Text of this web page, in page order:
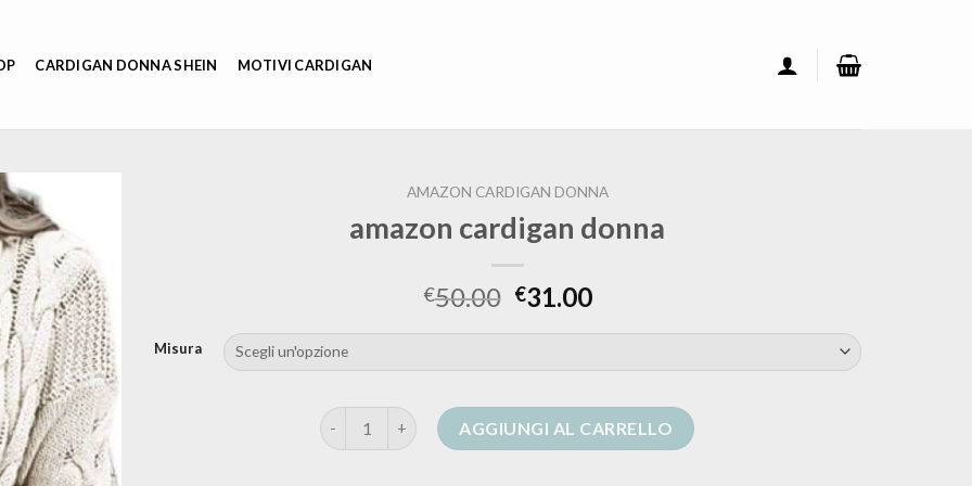
CARDIGAN DONNA SHEIN MOTIVI CARDIGAN
AMAZON CARDIGAN DONNA
amazon cardigan donna
€50.00 €31.00
Misura
amazon cardigan donna quantitàAGGIUNGI AL CARRELLO